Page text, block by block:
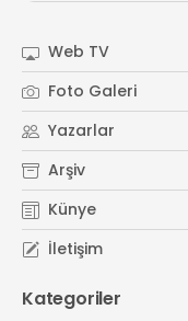
# sağlıkta bugünKlinik
#aldatma #ilişkiler
Web TV
Foto Galeri
Yazarlar
Arşiv
Künye
İletişim
Kategoriler